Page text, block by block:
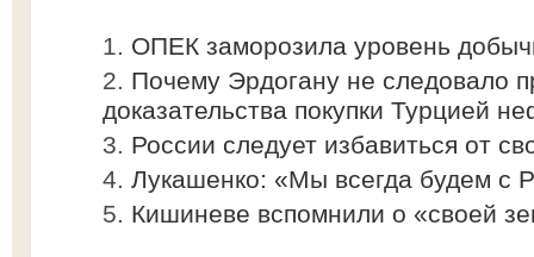
ОПЕК заморозила уровень
Почему Эрдогану не следовало
доказательства покупки Турцией
России следует избавиться от
Лукашенко: «Мы всегда будем с
Кишиневе вспомнили о «своей